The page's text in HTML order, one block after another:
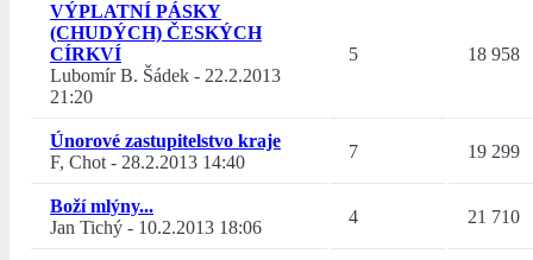
VÝPLATNÍ PÁSKY
(CHUDÝCH) ČESKÝCH
CÍRKVÍ
Lubomír B. Šádek - 22.2.2013
21:20
5 18 958
Únorové zastupitelstvo kraje
F, Chot- 28.2.2013 14:40
7 19 299
Boží mlýny...
Jan Tichý - 10.2.2013 18:06
4 21 710